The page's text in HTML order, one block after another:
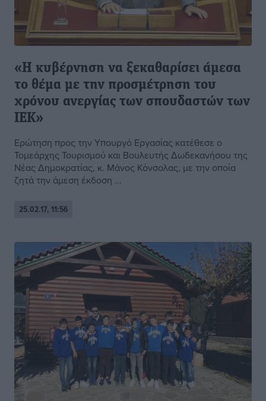
«Η κυβέρνηση να ξεκαθαρίσει άμεσα
το θέμα με την προσμέτρηση του
χρόνου ανεργίας των σπουδαστών των
ΙΕΚ»
Ερώτηση προς την Υπουργό Εργασίας κατέθεσε ο
Τομεάρχης Τουρισμού και Βουλευτής Δωδεκανήσου της
Νέας Δημοκρατίας, κ. Μάνος Κόνσολας, με την οποία
ζητά την άμεση έκδοση ...
25.02.17, 11:56